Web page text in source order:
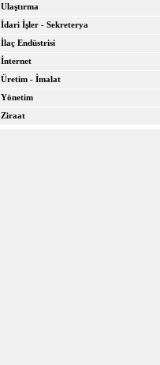
Ulaştırma
İdari İşler - Sekreterya
İlaç Endüstrisi
İnternet
Üretim - İmalat
Yönetim
Ziraat